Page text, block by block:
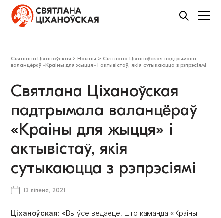
Святлана Ціханоўская > Навіны > Святлана Ціханоўская падтрымала
валанцёраў «Краіны для жыцця» і актывістаў, якія сутыкаюцца з рэпрэсіямі
Святлана Ціханоўская
падтрымала валанцёраў
«Краіны для жыцця» і
актывістаў, якія
сутыкаюцца з рэпрэсіямі
13 ліпеня, 2021
Ціханоўская: «Вы ўсе ведаеце, што каманда «Краіны